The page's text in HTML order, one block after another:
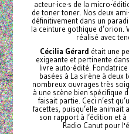
acteur·ice·s de la micro-
de toner toner. Nos deux
définitivement dans un
la ceinture gothique d’orion.
réalisé avec
Cécilia Gérard était une
exigeante et pertinente
livre auto-édité.
basées à La sirène à deux
nombreux ouvrages très
à une scène bien spécifique
faisait partie. Ceci n’est
facettes, puisqu’elle animait
son rapport à l’édition et
Radio Canut pour